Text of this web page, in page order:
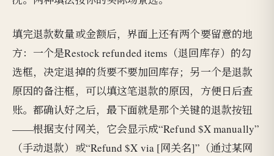
填完退款数量或金额后，界面上还有两个要留意的地
方：一个是Restock refunded items（退回库存）的勾
选框，决定退掉的货要不要加回库存；另一个是退款
原因的备注框，可以填这笔退款的原因，方便日后查
账。都确认好之后，最下面就是那个关键的退款按钮
——根据支付网关，它会显示成“Refund $X manually”
（手动退款）或“Refund $X via [网关名]”（通过某网